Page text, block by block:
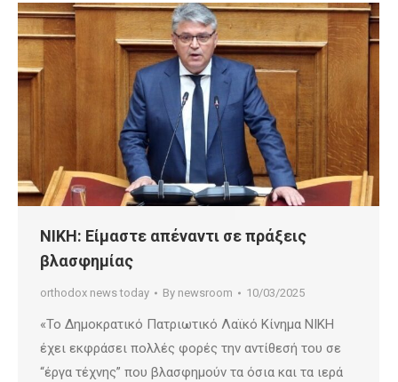
NIKH: Είμαστε απέναντι σε πράξεις
βλασφημίας
orthodox news today By newsroom 10/03/2025
«Το Δημοκρατικό Πατριωτικό Λαϊκό Κίνημα ΝΙΚΗ
έχει εκφράσει πολλές φορές την αντίθεσή του σε
“έργα τέχνης” που βλασφημούν τα όσια και τα ιερά